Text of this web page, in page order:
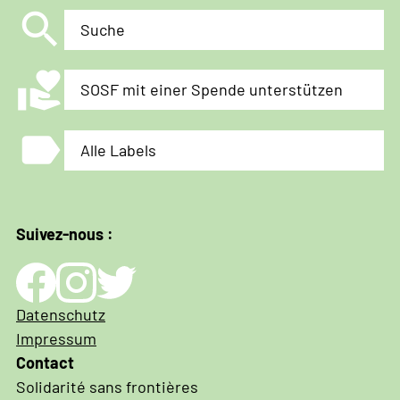
search Suche
volunteer_activism SOSF mit einer Spende unterstützen
label Alle Labels
Suivez-nous :
Impressum
und
Datenschutz
Datenschutz
Impressum
Contact
Solidarité sans frontières